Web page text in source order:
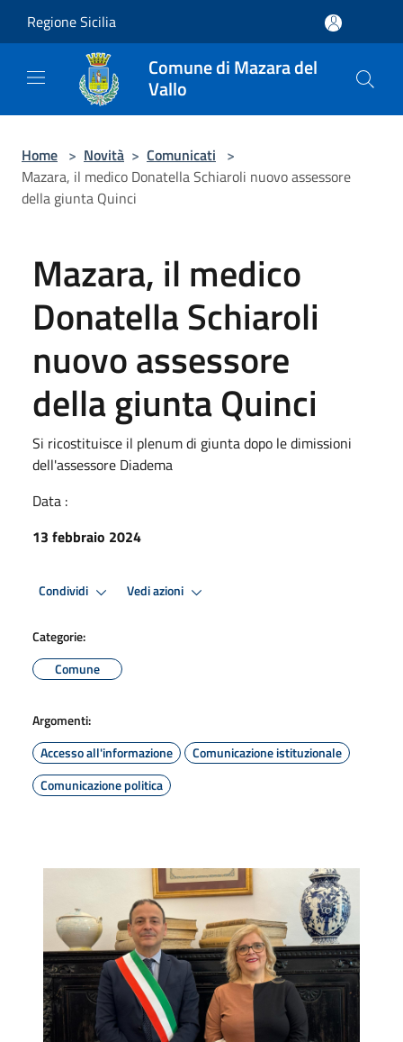
Regione Sicilia
Comune di Mazara del
Vallo
Home > Novità > Comunicati >
Mazara, il medico Donatella Schiaroli nuovo assessore
della giunta Quinci
Mazara, il medico
Donatella Schiaroli
nuovo assessore
della giunta Quinci
Si ricostituisce il plenum di giunta dopo le dimissioni
dell'assessore Diadema
Data :
13 febbraio 2024
Condividi Vedi azioni
Categorie:
Comune
Argomenti:
Accesso all'informazione
Comunicazione istituzionale
Comunicazione politica